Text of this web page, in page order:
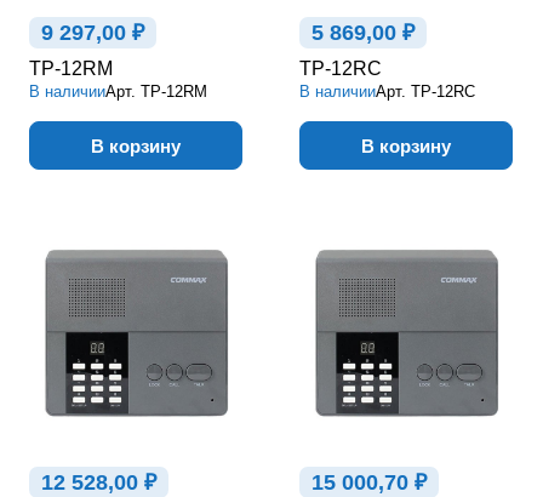
9 297,00 ₽
TP-12RM
В наличииАрт. TP-12RM
В корзину
5 869,00 ₽
TP-12RC
В наличииАрт. TP-12RC
В корзину
12 528,00 ₽ 15 000,70 ₽